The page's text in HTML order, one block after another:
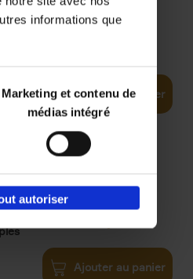
informations que
Marketing et contenu de
médias intégré
autoriser
Ajouter au panier
€34,99
Ajouter au panier